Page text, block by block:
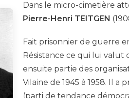
Dans le micro-cimetière
Pierre-Henri TEITGEN
Fait prisonnier de guerre
Résistance ce qui lui valut
ensuite partie des
Vilaine de 1945 à 1958. Il
(parti de tendance